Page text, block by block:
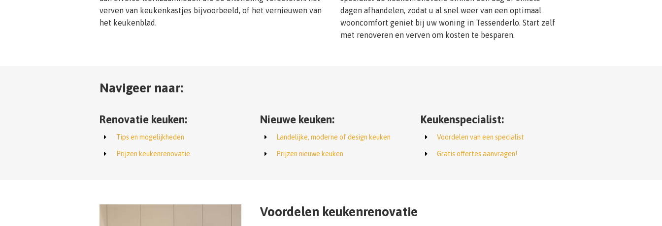
verven van keukenkastjes bijvoorbeeld, of het vernieuwen van
het keukenblad.
dagen afhandelen, zodat u al snel weer van een optimaal
wooncomfort geniet bij uw woning in Tessenderlo. Start zelf
met renoveren en verven om kosten te besparen.
Navigeer naar:
Renovatie keuken:
Tips en mogelijkheden
Prijzen keukenrenovatie
Nieuwe keuken:
Landelijke, moderne of design keuken
Prijzen nieuwe keuken
Keukenspecialist:
Voordelen van een specialist
Gratis offertes aanvragen!
Voordelen keukenrenovatie